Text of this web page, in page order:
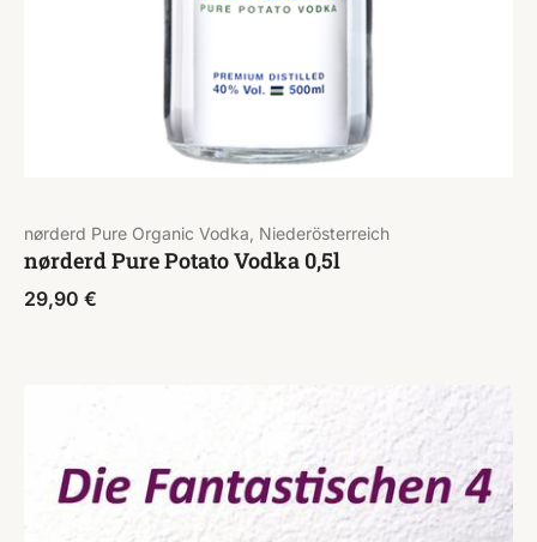
nørderd Pure Organic Vodka, Niederösterreich
nørderd Pure Potato Vodka 0,5l
29,90 €